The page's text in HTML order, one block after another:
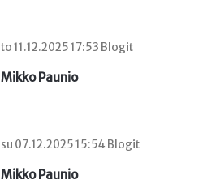
to 11.12.2025 17:53 Blogit
Mikko Paunio
su 07.12.2025 15:54 Blogit
Mikko Paunio